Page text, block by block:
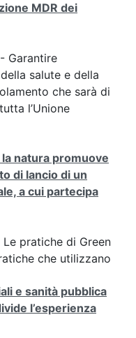
MDR dei
- Garantire
salute e della
che sarà di
l’Unione
natura promuove
di lancio di un
a cui partecipa
Le pratiche di Green
che utilizzano
e sanità pubblica
l’esperienza